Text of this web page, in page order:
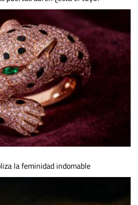
la feminidad indomable